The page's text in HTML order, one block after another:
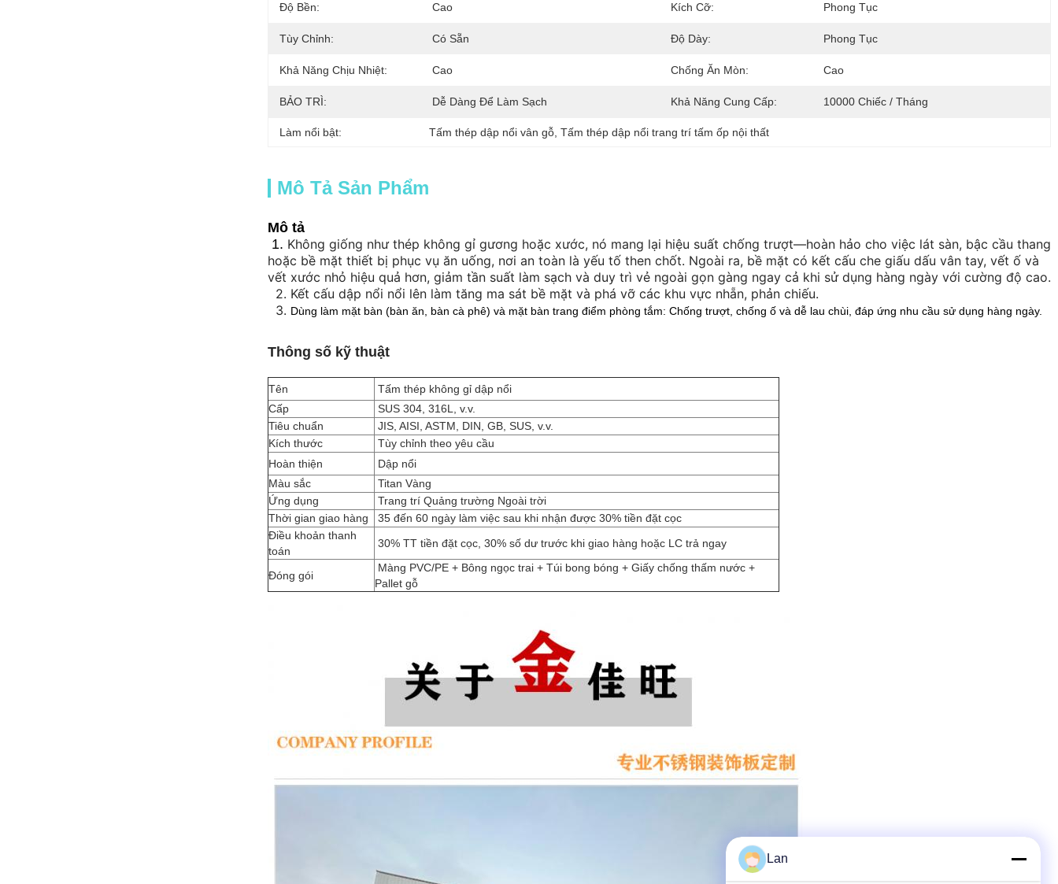
Độ Bền: Cao Kích Cỡ: Phong Tục
Tùy Chỉnh: Có Sẵn Độ Dày: Phong Tục
Khả Năng Chịu Nhiệt: Cao Chống Ăn Mòn: Cao
BẢO TRÌ: Dễ Dàng Để Làm Sạch Khả Năng Cung Cấp: 10000 Chiếc / Tháng
Làm nổi bật: Tấm thép dập nổi vân gỗ, Tấm thép dập nổi trang trí tấm ốp nội thất
Mô Tả Sản Phẩm
Mô tả
1. Không giống như thép không gỉ gương hoặc xước, nó mang lại hiệu suất chống trượt—hoàn hảo cho việc lát sàn, bậc cầu thang
hoặc bề mặt thiết bị phục vụ ăn uống, nơi an toàn là yếu tố then chốt. Ngoài ra, bề mặt có kết cấu che giấu dấu vân tay, vết ố và
vết xước nhỏ hiệu quả hơn, giảm tần suất làm sạch và duy trì vẻ ngoài gọn gàng ngay cả khi sử dụng hàng ngày với cường độ cao.
2. Kết cấu dập nổi nổi lên làm tăng ma sát bề mặt và phá vỡ các khu vực nhẵn, phản chiếu.
3. Dùng làm mặt bàn (bàn ăn, bàn cà phê) và mặt bàn trang điểm phòng tắm: Chống trượt, chống ố và dễ lau chùi, đáp ứng nhu cầu sử dụng hàng ngày.
Thông số kỹ thuật
Tên
Tấm thép không gỉ dập nổi
Cấp
SUS 304, 316L, v.v.
Tiêu chuẩn
JIS, AISI, ASTM, DIN, GB, SUS, v.v.
Kích thước
Tùy chỉnh theo yêu cầu
Hoàn thiện
Dập nổi
Màu sắc
Titan Vàng
Ứng dụng
Trang trí Quảng trường Ngoài trời
Thời gian giao hàng
35 đến 60 ngày làm việc sau khi nhận được 30% tiền đặt cọc
Điều khoản thanh
toán
30% TT tiền đặt cọc, 30% số dư trước khi giao hàng hoặc LC trả ngay
Đóng gói
Màng PVC/PE + Bông ngọc trai + Túi bong bóng + Giấy chống thấm nước +
Pallet gỗ
Lan